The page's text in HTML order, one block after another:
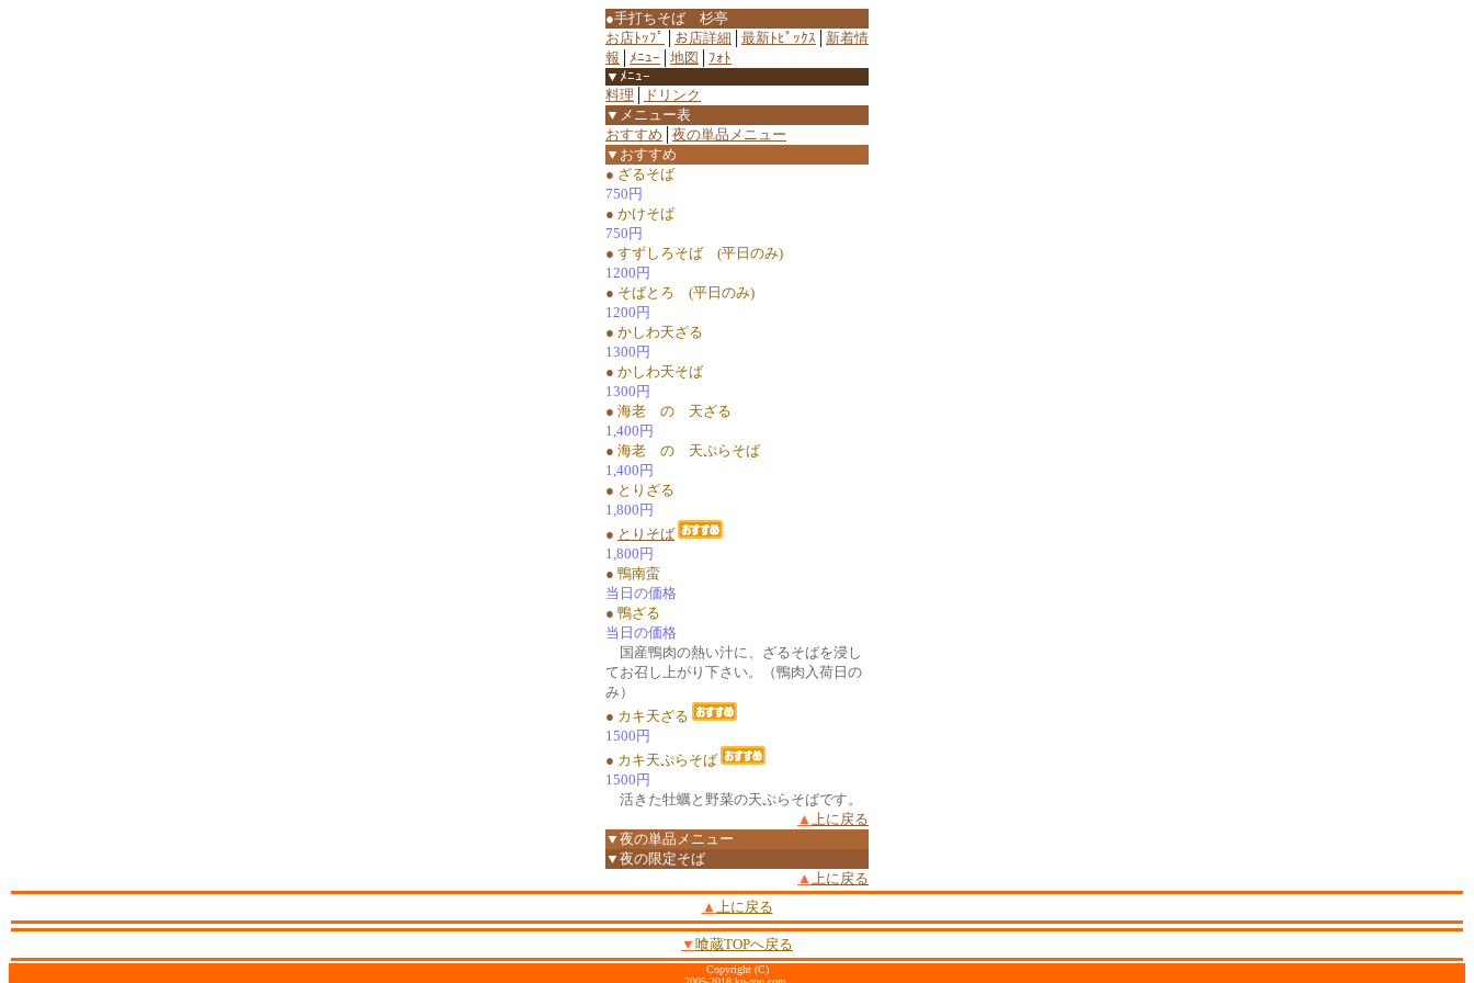
●手打ちそば 杉亭
お店ﾄｯﾌﾟ
お店詳細 最新ﾄﾋﾟｯｸｽ
新着情
報
ﾒﾆｭｰ 地図
ﾌｫﾄ
▼ﾒﾆｭｰ
料理
ドリンク
▼メニュー表
おすすめ
夜の単品メニュー
▼おすすめ
● ざるそば
750円
● かけそば
750円
● すずしろそば (平日のみ)
1200円
● そばとろ (平日のみ)
1200円
● かしわ天ざる
1300円
● かしわ天そば
1300円
● 海老 の 天ざる
1,400円
● 海老 の 天ぷらそば
1,400円
● とりざる
1,800円
● とりそば
1,800円
● 鴨南蛮
当日の価格
● 鴨ざる
当日の価格
国産鴨肉の熱い汁に、ざるそばを浸し
てお召し上がり下さい。（鴨肉入荷日の
み）
● カキ天ざる
1500円
● カキ天ぷらそば
1500円
活きた牡蠣と野菜の天ぷらそばです。
▲ 上に戻る
▼夜の単品メニュー
▼夜の限定そば
▲ 上に戻る
▲ 上に戻る
▼ 喰蔵TOPへ戻る
Copyright (C)